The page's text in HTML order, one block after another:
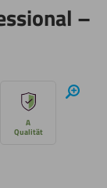
–
A
Qualität